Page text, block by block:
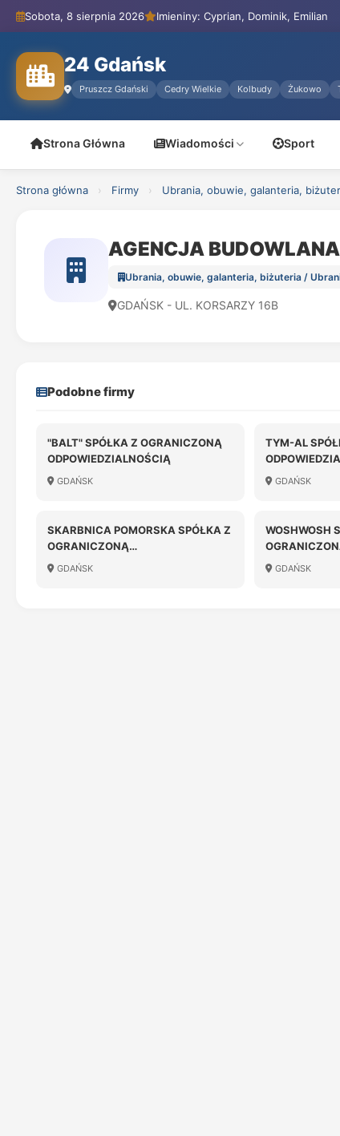
Sobota, 8 sierpnia 2026 Imieniny: Cyprian, Dominik, Emilian
24 Gdańsk
Pruszcz Gdański Cedry Wielkie Kolbudy Żukowo
Strona Główna Wiadomości Sport
Strona główna › Firmy › Ubrania, obuwie, galanteria,
AGENCJA
Ubrania, obuwie, galanteria, biżuteria /
GDAŃSK - UL. KORSARZY 16B
Podobne firmy
"BALT" SPÓŁKA Z OGRANICZONĄ
ODPOWIEDZIALNOŚCIĄ
GDAŃSK
TYM-AL
GDAŃSK
SKARBNICA POMORSKA SPÓŁKA Z
OGRANICZONĄ
ODPOWIEDZIALNOŚCIĄ
GDAŃSK
WOSHWOSH
GDAŃSK